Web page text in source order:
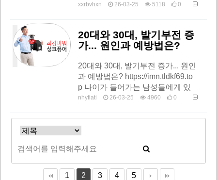
!! 바로가기…
xxrbvhxn 26-03-25 5118 0
20대와 30대, 발기부전 증
가... 원인과 예방법은?
20대와 30대, 발기부전 증가... 원인
과 예방법은? https://imn.tldkf69.to
p 나이가 들어가는 남성들에게 있
어서 성기능과 관련된 문제는 매우
nhyfiati 26-03-25 4960 0
1 2 3 4 5